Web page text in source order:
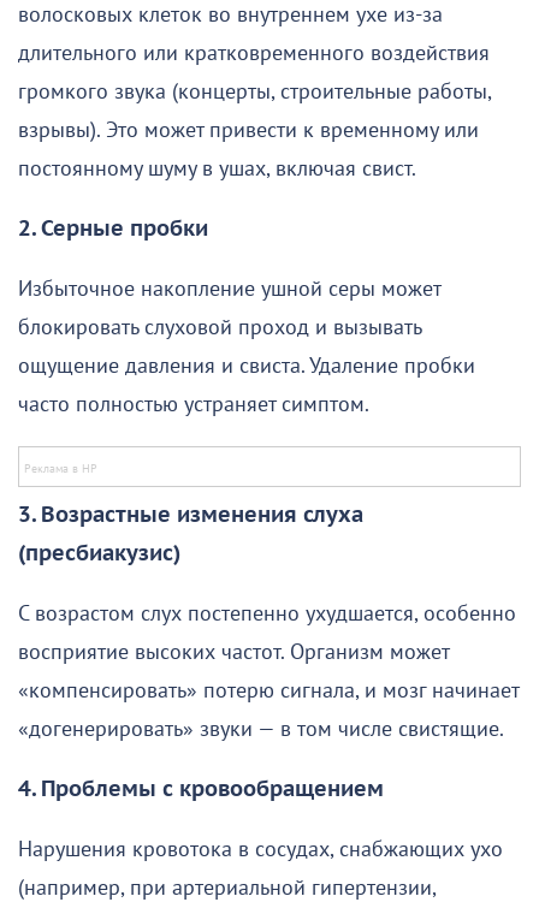
волосковых клеток во внутреннем ухе из-за
длительного или кратковременного воздействия
громкого звука (концерты, строительные работы,
взрывы). Это может привести к временному или
постоянному шуму в ушах, включая свист.
2. Серные пробки
Избыточное накопление ушной серы может
блокировать слуховой проход и вызывать
ощущение давления и свиста. Удаление пробки
часто полностью устраняет симптом.
3. Возрастные изменения слуха
(пресбиакузис)
С возрастом слух постепенно ухудшается, особенно
восприятие высоких частот. Организм может
«компенсировать» потерю сигнала, и мозг начинает
«догенерировать» звуки — в том числе свистящие.
4. Проблемы с кровообращением
Нарушения кровотока в сосудах, снабжающих ухо
(например, при артериальной гипертензии,